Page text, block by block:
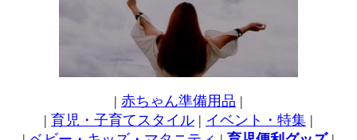
| 赤ちゃん準備用品 |
| 育児・子育てスタイル | イベント・特集 |